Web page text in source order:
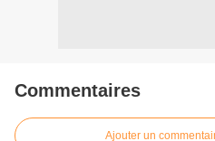
Commentaires
Ajouter un